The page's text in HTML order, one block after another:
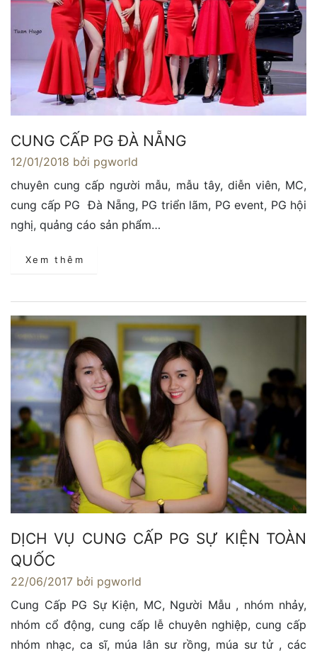
CUNG CẤP PG ĐÀ NẴNG
12/01/2018 bởi pgworld
chuyên cung cấp người mẫu, mẫu tây, diễn viên, MC,
cung cấp PG Đà Nẵng, PG triển lãm, PG event, PG hội
nghị, quảng cáo sản phẩm…
Xem thêm
DỊCH VỤ CUNG CẤP PG SỰ KIỆN TOÀN
QUỐC
22/06/2017 bởi pgworld
Cung Cấp PG Sự Kiện, MC, Người Mẫu , nhóm nhảy,
nhóm cổ động, cung cấp lễ chuyên nghiệp, cung cấp
nhóm nhạc, ca sĩ, múa lân sư rồng, múa sư tử , các